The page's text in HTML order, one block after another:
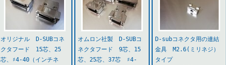
オリジナル D-SUBコネ
クタフード 15芯、25
芯、♯4-40（インチネ
オムロン社製 D-SUBコ
ネクタフード 9芯、15
芯、25芯、37芯 ♯4-
D-subコネクタ用の連結
金具 M2.6(ミリネジ）
タイプ